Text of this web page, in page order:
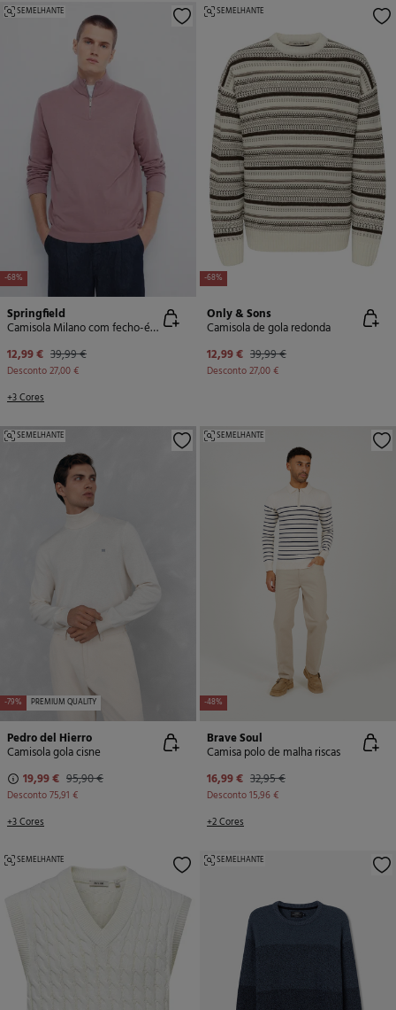
-68%
SEMELHANTE
Springfield
Camisola Milano com fecho-éclair
12,99 € 39,99 €
Desconto27,00 €
+3 Cores
-68%
SEMELHANTE
Only & Sons
Camisola de gola redonda
12,99 € 39,99 €
Desconto27,00 €
-79% PREMIUM QUALITY
SEMELHANTE
Pedro del Hierro
Camisola gola cisne
19,99 € 95,90 €
Desconto75,91 €
+3 Cores
-48%
SEMELHANTE
Brave Soul
Camisa polo de malha riscas
16,99 € 32,95 €
Desconto15,96 €
+2 Cores
SEMELHANTE SEMELHANTE